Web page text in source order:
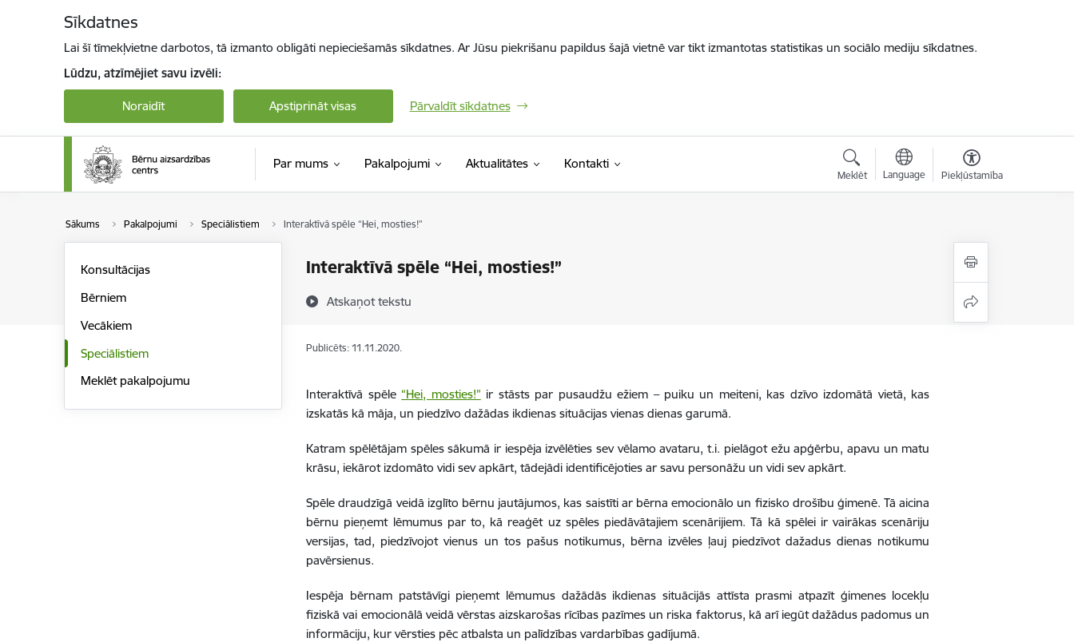
Sīkdatnes
Lai šī tīmekļvietne darbotos, tā izmanto obligāti nepieciešamās sīkdatnes. Ar Jūsu piekrišanu papildus šajā vietnē var tikt izmantotas statistikas un sociālo mediju sīkdatnes.
Lūdzu, atzīmējiet savu izvēli:
Noraidīt Apstiprināt visas Pārvaldīt sīkdatnes
Par mums Pakalpojumi Aktualitātes Kontakti
Meklēt Language Piekļūstamība
Sākums Pakalpojumi Speciālistiem Interaktīvā spēle “Hei, mosties!”
Interaktīvā spēle “Hei, mosties!”
Atskaņot tekstu
Konsultācijas
Bērniem
Vecākiem
Speciālistiem
Meklēt pakalpojumu
Publicēts: 11.11.2020.
Interaktīvā spēle“Hei, mosties!” ir stāsts par pusaudžu ežiem – puiku un meiteni, kas dzīvo izdomātā vietā, kas
izskatās kā māja, un piedzīvo dažādas ikdienas situācijas vienas dienas garumā.
Katram spēlētājam spēles sākumā ir iespēja izvēlēties sev vēlamo avataru, t.i. pielāgot ežu apģērbu, apavu un matu
krāsu, iekārot izdomāto vidi sev apkārt, tādejādi identificējoties ar savu personāžu un vidi sev apkārt.
Spēle draudzīgā veidā izglīto bērnu jautājumos, kas saistīti ar bērna emocionālo un fizisko drošību ģimenē. Tā aicina
bērnu pieņemt lēmumus par to, kā reaģēt uz spēles piedāvātajiem scenārijiem. Tā kā spēlei ir vairākas scenāriju
versijas, tad, piedzīvojot vienus un tos pašus notikumus, bērna izvēles ļauj piedzīvot dažadus dienas notikumu
pavērsienus.
Iespēja bērnam patstāvīgi pieņemt lēmumus dažādās ikdienas situācijās attīsta prasmi atpazīt ģimenes locekļu
fiziskā vai emocionālā veidā vērstas aizskarošas rīcības pazīmes un riska faktorus, kā arī iegūt dažādus padomus un
informāciju, kur vērsties pēc atbalsta un palīdzības vardarbības gadījumā.